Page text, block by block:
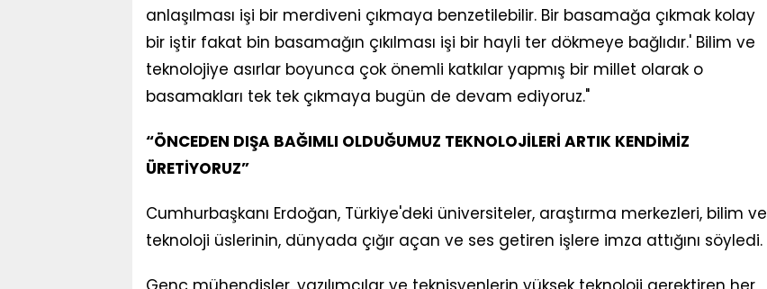
anlaşılması işi bir merdiveni çıkmaya benzetilebilir. Bir basamağa çıkmak kolay
bir iştir fakat bin basamağın çıkılması işi bir hayli ter dökmeye bağlıdır.' Bilim ve
teknolojiye asırlar boyunca çok önemli katkılar yapmış bir millet olarak o
basamakları tek tek çıkmaya bugün de devam ediyoruz."
“ÖNCEDEN DIŞA BAĞIMLI OLDUĞUMUZ TEKNOLOJİLERİ ARTIK KENDİMİZ
ÜRETİYORUZ”
Cumhurbaşkanı Erdoğan, Türkiye'deki üniversiteler, araştırma merkezleri, bilim ve
teknoloji üslerinin, dünyada çığır açan ve ses getiren işlere imza attığını söyledi.